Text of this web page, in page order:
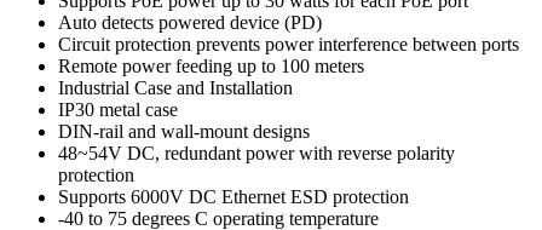
Auto detects powered device (PD)
Circuit protection prevents power interference between ports
Remote power feeding up to 100 meters
Industrial Case and Installation
IP30 metal case
DIN-rail and wall-mount designs
48~54V DC, redundant power with reverse polarity
protection
Supports 6000V DC Ethernet ESD protection
-40 to 75 degrees C operating temperature